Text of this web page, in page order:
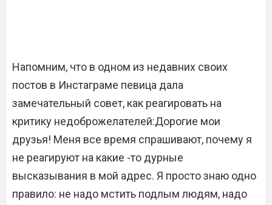
Напомним, что в одном из недавних своих
постов в Инстаграме певица дала
замечательный совет, как реагировать на
критику недоброжелателей:Дорогие мои
друзья! Меня все время спрашивают, почему я
не реагируют на какие -то дурные
высказывания в мой адрес. Я просто знаю одно
правило: не надо мстить подлым людям, надо